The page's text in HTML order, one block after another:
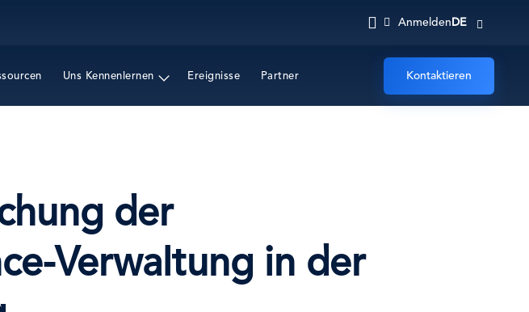
Anmelden DE
Uns Kennenlernen Ereignisse Partner Kontaktieren
der
Verwaltung in der